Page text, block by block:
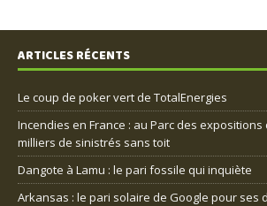
ARTICLES RÉCENTS
Le coup de poker vert de TotalEnergies
Incendies en France : au Parc des
milliers de sinistrés sans toit
Dangote à Lamu : le pari fossile qui inquiète
Arkansas : le pari solaire de Google pour ses